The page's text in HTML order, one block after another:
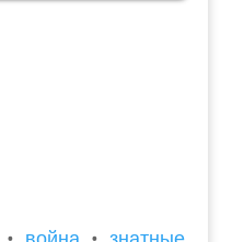
Вероны. Бартоломео